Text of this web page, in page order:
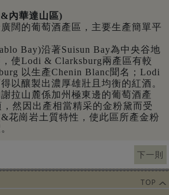
內華達山區)
闊的葡萄酒產區，主要生產簡單平
Bay)沿著Suisun Bay為中央谷地
使Lodi & Clarksburg兩產區有較
以生產Chenin Blanc聞名；Lodi
以釀製出濃厚雄壯且均衡的紅酒。
拉山麓係加州極東邊的葡萄酒產
然因出產相當精采的金粉黛而受
花崗岩土質特性，使此區所產金粉
下一則
TOP